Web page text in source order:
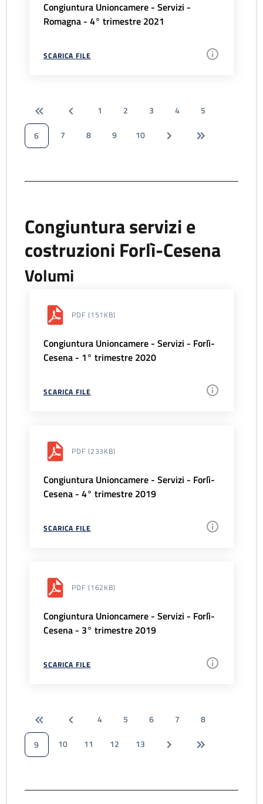
Congiuntura Unioncamere - Servizi -
Romagna - 4° trimestre 2021
SCARICA FILE
1 2 3 4
5
6
7 8 9 10
Congiuntura servizi e
costruzioni Forlì-Cesena
Volumi
PDF (151KB)
Congiuntura Unioncamere - Servizi - Forlì-
Cesena - 1° trimestre 2020
SCARICA FILE
PDF (233KB)
Congiuntura Unioncamere - Servizi - Forlì-
Cesena - 4° trimestre 2019
SCARICA FILE
PDF (162KB)
Congiuntura Unioncamere - Servizi - Forlì-
Cesena - 3° trimestre 2019
SCARICA FILE
4 5 6 7
8
9
10 11 12 13